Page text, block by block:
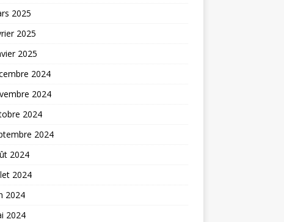
2025
2025
2025
2024
2024
2024
2024
2024
2024
2024
2024